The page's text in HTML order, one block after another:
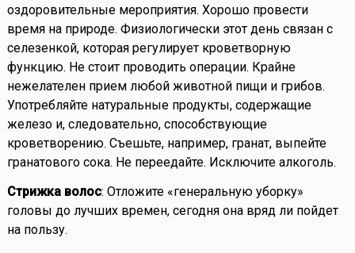
оздоровительные мероприятия. Хорошо провести
время на природе. Физиологически этот день связан с
селезенкой, которая регулирует кроветворную
функцию. Не стоит проводить операции. Крайне
нежелателен прием любой животной пищи и грибов.
Употребляйте натуральные продукты, содержащие
железо и, следовательно, способствующие
кроветворению. Съешьте, например, гранат, выпейте
гранатового сока. Не переедайте. Исключите алкоголь.
Стрижка волос: Отложите «генеральную уборку»
головы до лучших времен, сегодня она вряд ли пойдет
на пользу.